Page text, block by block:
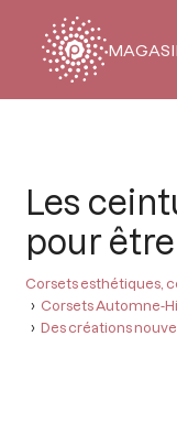
Les
pour
Corsets esthétiques,
Corsets Automne-
Des créations